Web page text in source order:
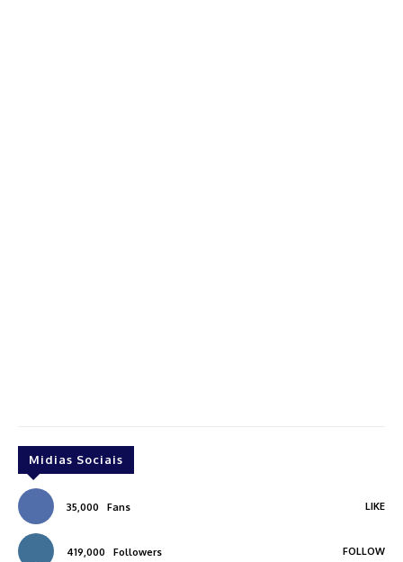
Midias Sociais
35,000 Fans LIKE
419,000 Followers FOLLOW